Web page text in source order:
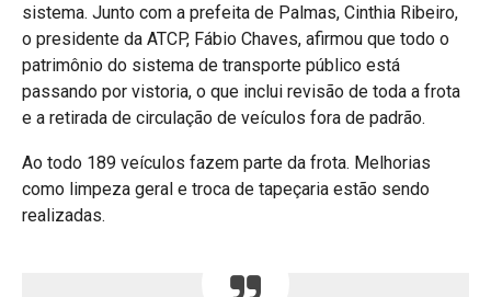
sistema. Junto com a prefeita de Palmas, Cinthia Ribeiro,
o presidente da ATCP, Fábio Chaves, afirmou que todo o
patrimônio do sistema de transporte público está
passando por vistoria, o que inclui revisão de toda a frota
e a retirada de circulação de veículos fora de padrão.
Ao todo 189 veículos fazem parte da frota. Melhorias
como limpeza geral e troca de tapeçaria estão sendo
realizadas.